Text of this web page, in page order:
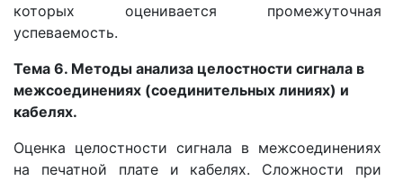
которых оценивается промежуточная
успеваемость.
Тема 6. Методы анализа целостности сигнала в
межсоединениях (соединительных линиях) и
кабелях.
Оценка целостности сигнала в межсоединениях
на печатной плате и кабелях. Сложности при